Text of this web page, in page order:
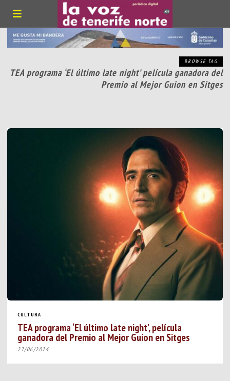
BROWSE TAG
TEA programa ‘El último late night’ película ganadora del
Premio al Mejor Guion en Sitges
CULTURA
TEA programa ‘El último late night’, película
ganadora del Premio al Mejor Guion en Sitges
27/06/2024